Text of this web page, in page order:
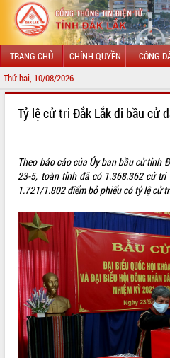
TRANG CHỦ CHÍNH QUYỀN CÔNG
Thứ hai, 10/08/2026 CHÀO
TIN TỨC SỰ KIỆN
SỞ, BAN, NGÀNH
UBND CÁC XÃ, PHƯỜNG
THÔNG TIN CHỈ ĐẠO ĐIỀU HÀNH
HỆ THỐNG VĂN BẢN
VĂN BẢN HĐND TỈNH
ĐIỂM TIN VĂN BẢN
Tỷ lệ cử tri Đắk Lắk đi bầu cử
Theo báo cáo của Ủy ban bầu cử tỉnh
23-5, toàn tỉnh đã có 1.368.362 cử
1.721/1.802 điểm bỏ phiếu có tỷ lệ cử